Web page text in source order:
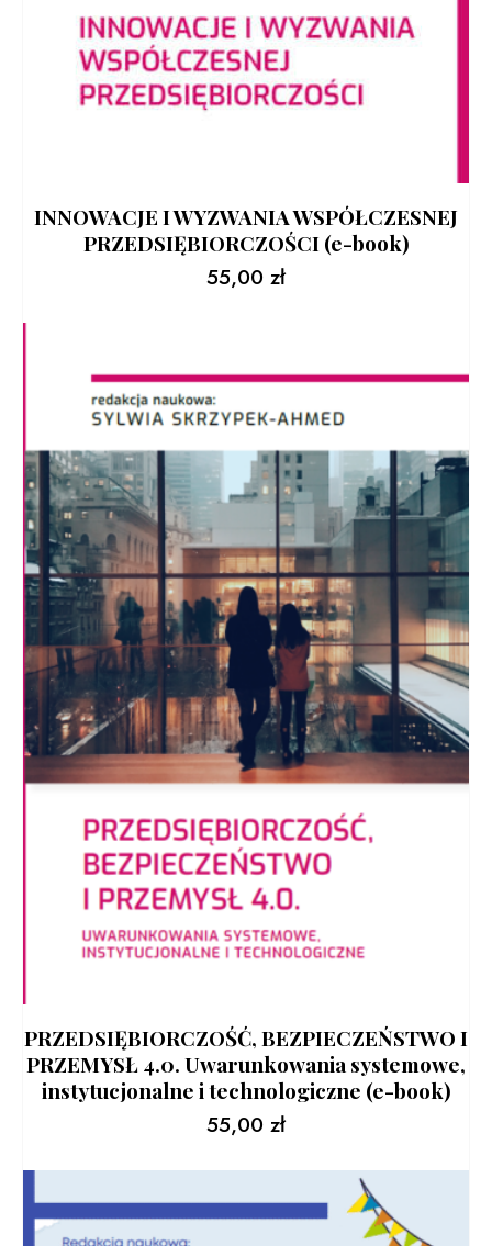
INNOWACJE I WYZWANIA WSPÓŁCZESNEJ
PRZEDSIĘBIORCZOŚCI (e-book)
55,00 zł
PRZEDSIĘBIORCZOŚĆ, BEZPIECZEŃSTWO I
PRZEMYSŁ 4.0. Uwarunkowania systemowe,
instytucjonalne i technologiczne (e-book)
55,00 zł